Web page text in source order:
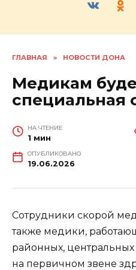
ГЛАВНАЯ » НОВОСТИ ДОНА
Медикам
специальная
НА ЧТЕНИЕ
1 мин
ОПУБЛИКОВАНО
19.06.2026
Сотрудники скорой
также медики,
районных,
на первичном звене